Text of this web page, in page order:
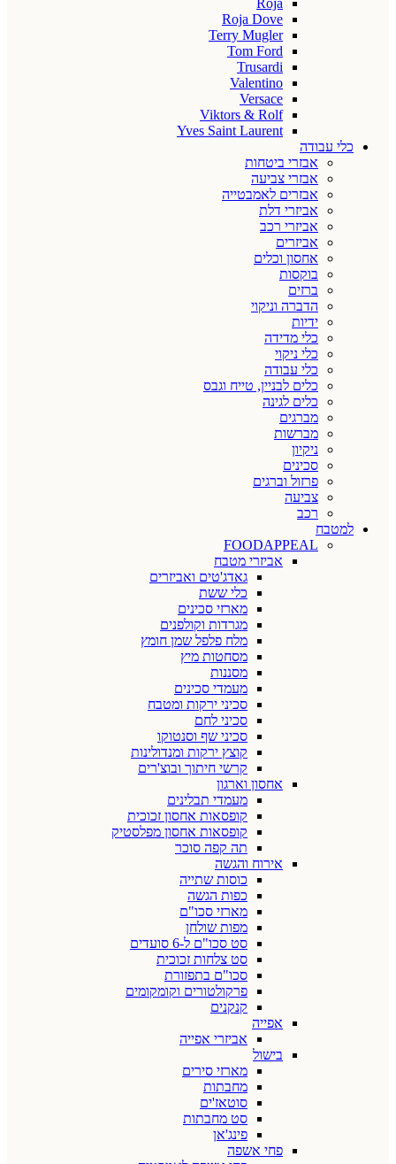
Roja
Roja Dove
Terry Mugler
Tom Ford
Trusardi
Valentino
Versace
Viktors & Rolf
Yves Saint Laurent
כלי עבודה
אבזרי ביטחות
אבזרי צביעה
אבזרים לאמבטייה
אביזרי דלת
אביזרי רכב
אביזרים
אחסון וכלים
בוקסות
ברזים
הדברה וניקוי
ידיות
כלי מדידה
כלי ניקוי
כלי עבודה
כלים לבניין, טייח וגבס
כלים לגינה
מברגים
מברשות
ניקיון
סכינים
פרזול וברגים
צביעה
רכב
למטבח
FOODAPPEAL
אביזרי מטבח
גאדג'טים ואביזרים
כלי ששת
מארזי סכינים
מגרדות וקולפנים
מלח פלפל שמן חומץ
מסחטות מיץ
מסננות
מעמדי סכינים
סכיני ירקות ומטבח
סכיני לחם
סכיני שף וסנטוקו
קוצץ ירקות ומנדולינות
קרשי חיתוך ובוצ'רים
אחסון וארגון
מעמדי תבלינים
קופסאות אחסון זכוכית
קופסאות אחסון מפלסטיק
תה קפה סוכר
אירוח והגשה
כוסות שתייה
כפות הגשה
מארזי סכו"ם
מפות שולחן
סט סכו"ם ל-6 סועדים
סט צלחות זכוכית
סכו"ם בתפזורת
פרקולטורים וקומקומים
קנקנים
אפייה
אביזרי אפייה
בישול
מארזי סירים
מחבתות
סוטאז'ים
סט מחבתות
פינג'אן
פחי אשפה